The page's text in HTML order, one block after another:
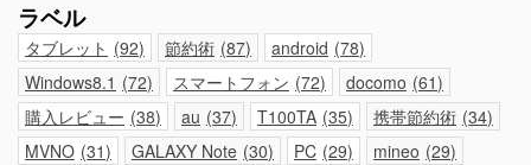
ラベル
タブレット 92 節約術 87 android 78
Windows8.1
72 スマートフォン 72 docomo 61
購入レビュー 38 au 37 T100TA 35 携帯節約術 34
MVNO 31 GALAXY Note 30 PC 29 mineo 29